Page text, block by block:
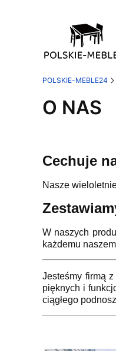
POLSKIE-MEBLE24
O NAS
Cechuje
Nasze
W naszych
każdemu
Jesteśmy firmą
pięknych i
ciągłego